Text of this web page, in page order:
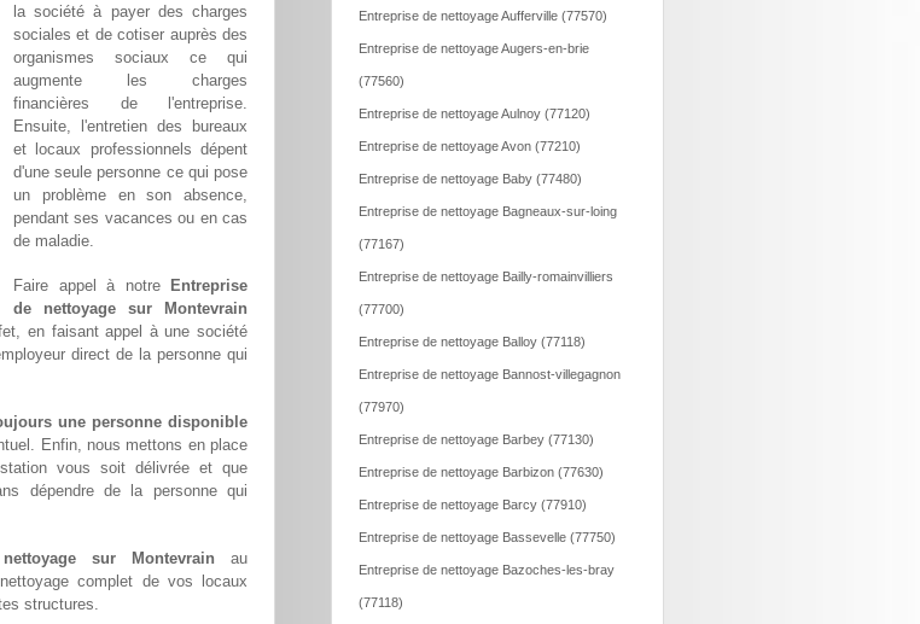
la société à payer des charges
sociales et de cotiser auprès des
organismes sociaux ce qui
augmente les charges
financières de l'entreprise.
Ensuite, l'entretien des bureaux
et locaux professionnels dépent
d'une seule personne ce qui pose
un problème en son absence,
pendant ses vacances ou en cas
de maladie.
Faire appel à notre
Entreprise
de nettoyage sur Montevrain
en faisant appel à une société
direct de la personne qui
une personne disponible
Enfin, nous mettons en place
vous soit délivrée et que
dépendre de la personne qui
sur Montevrain au
complet de vos locaux
structures.
Entreprise de nettoyage Aufferville (77570)
Entreprise de nettoyage Augers-en-brie
(77560)
Entreprise de nettoyage Aulnoy (77120)
Entreprise de nettoyage Avon (77210)
Entreprise de nettoyage Baby (77480)
Entreprise de nettoyage Bagneaux-sur-loing
(77167)
Entreprise de nettoyage Bailly-romainvilliers
(77700)
Entreprise de nettoyage Balloy (77118)
Entreprise de nettoyage Bannost-villegagnon
(77970)
Entreprise de nettoyage Barbey (77130)
Entreprise de nettoyage Barbizon (77630)
Entreprise de nettoyage Barcy (77910)
Entreprise de nettoyage Bassevelle (77750)
Entreprise de nettoyage Bazoches-les-bray
(77118)